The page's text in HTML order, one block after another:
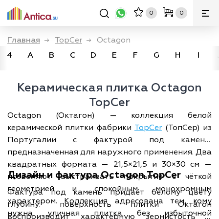
0 0
Главная → TopCer → Octagon
4
A B C D E F G H I
Керамическая плитка Octagon
TopCer
Octagon (Октагон) — коллекция белой
керамической плитки фабрики TopCer(ТопСер) из
Португалии с фактурой под камень,
предназначенная для наружного применения. Два
квадратных формата — 21,5×21,5 и 30×30 см —
позволяют выстраивать покрытие с чёткой
геометрией и спокойным монохромным
характером. Коллекция адресована тем, кому
нужна уличная плитка без избыточной
Дизайн и фактура Octagon TopCer
Фактура под камень придаёт белому цвету
глубину: поверхность плитки Октагон
воспроизводит характерную зернистость и